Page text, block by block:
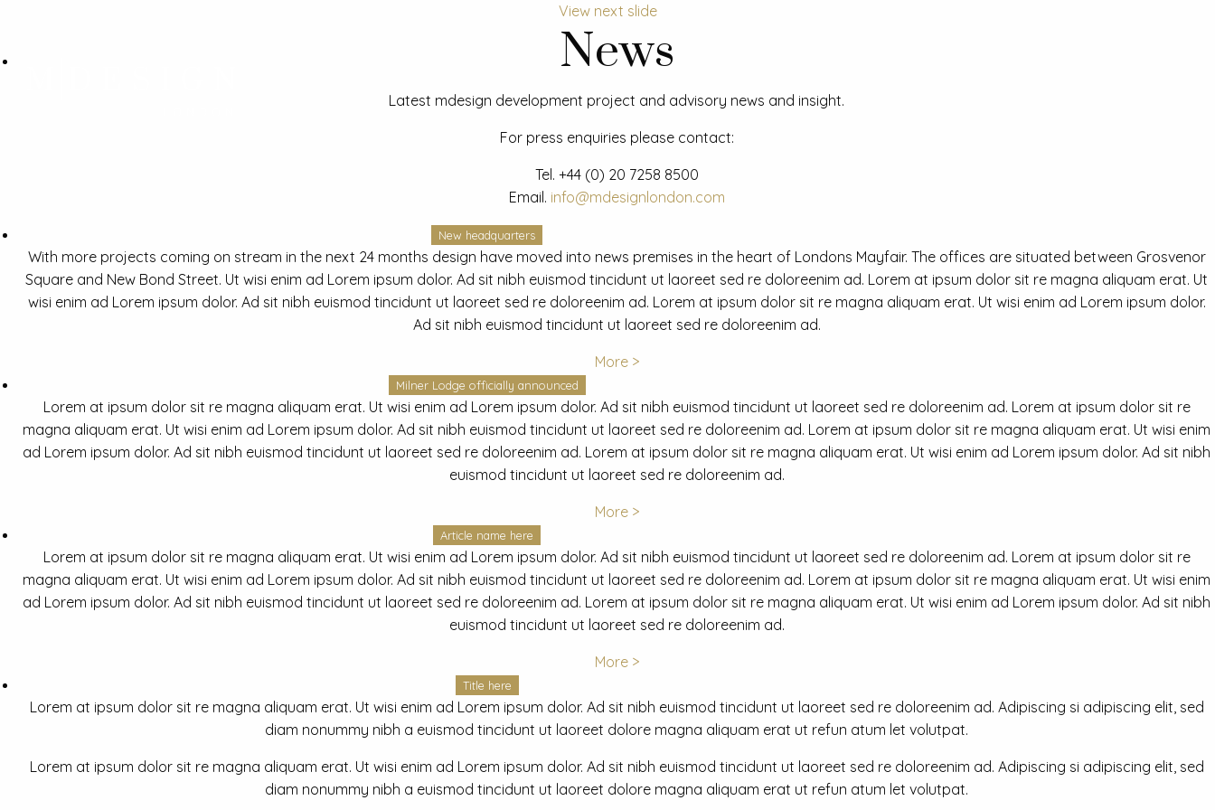
View next slide
News
Latest mdesign development project and advisory news and insight.
For press enquiries please contact:
Tel. +44 (0) 20 7258 8500
Email. info@mdesignlondon.com
New headquarters
With more projects coming on stream in the next 24 months design have moved into news premises in the heart of Londons Mayfair. The offices are situated between Grosvenor
Square and New Bond Street. Ut wisi enim ad Lorem ipsum dolor. Ad sit nibh euismod tincidunt ut laoreet sed re doloreenim ad. Lorem at ipsum dolor sit re magna aliquam erat. Ut
wisi enim ad Lorem ipsum dolor. Ad sit nibh euismod tincidunt ut laoreet sed re doloreenim ad. Lorem at ipsum dolor sit re magna aliquam erat. Ut wisi enim ad Lorem ipsum dolor.
Ad sit nibh euismod tincidunt ut laoreet sed re doloreenim ad.
More >
Milner Lodge officially announced
Lorem at ipsum dolor sit re magna aliquam erat. Ut wisi enim ad Lorem ipsum dolor. Ad sit nibh euismod tincidunt ut laoreet sed re doloreenim ad. Lorem at ipsum dolor sit re
magna aliquam erat. Ut wisi enim ad Lorem ipsum dolor. Ad sit nibh euismod tincidunt ut laoreet sed re doloreenim ad. Lorem at ipsum dolor sit re magna aliquam erat. Ut wisi enim
ad Lorem ipsum dolor. Ad sit nibh euismod tincidunt ut laoreet sed re doloreenim ad. Lorem at ipsum dolor sit re magna aliquam erat. Ut wisi enim ad Lorem ipsum dolor. Ad sit nibh
euismod tincidunt ut laoreet sed re doloreenim ad.
More >
Article name here
Lorem at ipsum dolor sit re magna aliquam erat. Ut wisi enim ad Lorem ipsum dolor. Ad sit nibh euismod tincidunt ut laoreet sed re doloreenim ad. Lorem at ipsum dolor sit re
magna aliquam erat. Ut wisi enim ad Lorem ipsum dolor. Ad sit nibh euismod tincidunt ut laoreet sed re doloreenim ad. Lorem at ipsum dolor sit re magna aliquam erat. Ut wisi enim
ad Lorem ipsum dolor. Ad sit nibh euismod tincidunt ut laoreet sed re doloreenim ad. Lorem at ipsum dolor sit re magna aliquam erat. Ut wisi enim ad Lorem ipsum dolor. Ad sit nibh
euismod tincidunt ut laoreet sed re doloreenim ad.
More >
Title here
Lorem at ipsum dolor sit re magna aliquam erat. Ut wisi enim ad Lorem ipsum dolor. Ad sit nibh euismod tincidunt ut laoreet sed re doloreenim ad. Adipiscing si adipiscing elit, sed
diam nonummy nibh a euismod tincidunt ut laoreet dolore magna aliquam erat ut refun atum let volutpat.
Lorem at ipsum dolor sit re magna aliquam erat. Ut wisi enim ad Lorem ipsum dolor. Ad sit nibh euismod tincidunt ut laoreet sed re doloreenim ad. Adipiscing si adipiscing elit, sed
diam nonummy nibh a euismod tincidunt ut laoreet dolore magna aliquam erat ut refun atum let volutpat.